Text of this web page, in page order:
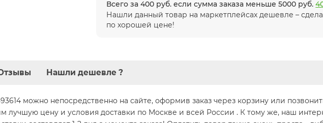
Всего за 400 руб. если сумма заказа меньше 5000 руб.
Нашли данный товар на маркетплейсах дешевле –
по хорошей цене!
Нашли дешевле ?
можно непосредственно на сайте, оформив заказ через корзину или
лучшую цену и условия доставки по Москве и всей России . К тому же, наш